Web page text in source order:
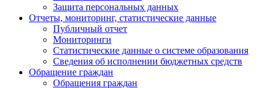
Защита персональных данных
Отчеты, мониторинг, статистические данные
Публичный отчет
Мониторинги
Статистические данные о системе образования
Сведения об исполнении бюджетных средств
Обращение граждан
Обращения граждан